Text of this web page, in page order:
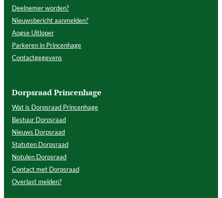
Deelnemer worden?
Nieuwsbericht aanmelden?
Aogse Uitloper
Parkeren in Princenhage
Contactgegevens
Dorpsraad Princenhage
Wat is Dorpsraad Princenhage
Bestuur Dorpsraad
Nieuws Dorpsraad
Statuten Dorpsraad
Notulen Dorpsraad
Contact met Dorpsraad
Overlast melden?